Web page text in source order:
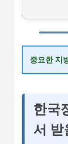
중요한 지
한국
서 받